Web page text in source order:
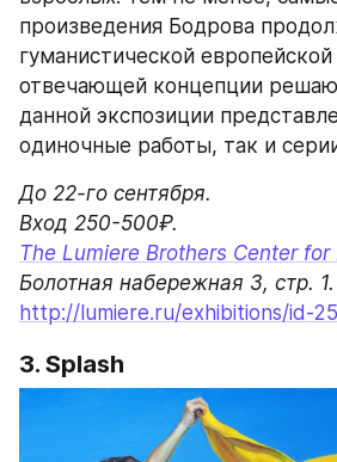
произведения Бодрова
гуманистической
отвечающей концепции
данной экспозиции
одиночные работы, так и
До 22-го сентября.
The Lumiere Brothers Center for
http://lumiere.ru/exhibitions/id-
3. Splash